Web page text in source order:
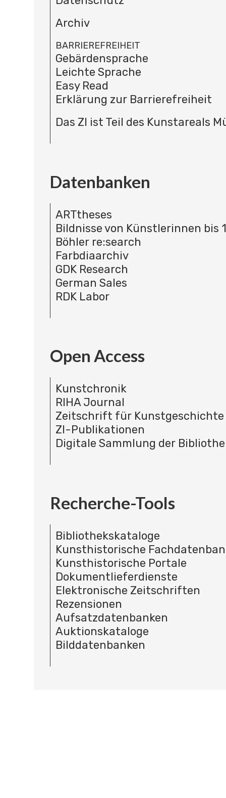
Archiv
BARRIEREFREIHEIT
Gebärdensprache
Leichte Sprache
Easy Read
Erklärung zur Barrierefreiheit
Das ZI ist Teil des Kunstareals
Datenbanken
ARTtheses
Bildnisse von Künstlerinnen bis
Böhler re:search
Farbdiaarchiv
GDK Research
German Sales
RDK Labor
Open Access
Kunstchronik
RIHA Journal
Zeitschrift für Kunstgeschichte
ZI-Publikationen
Digitale Sammlung der
Recherche-Tools
Bibliothekskataloge
Kunsthistorische
Kunsthistorische Portale
Dokumentlieferdienste
Elektronische Zeitschriften
Rezensionen
Aufsatzdatenbanken
Auktionskataloge
Bilddatenbanken